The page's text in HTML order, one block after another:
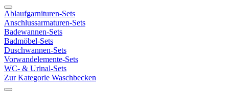
Ablaufgarnituren-Sets
Anschlussarmaturen-Sets
Badewannen-Sets
Badmöbel-Sets
Duschwannen-Sets
Vorwandelemente-Sets
WC- & Urinal-Sets
Zur Kategorie Waschbecken